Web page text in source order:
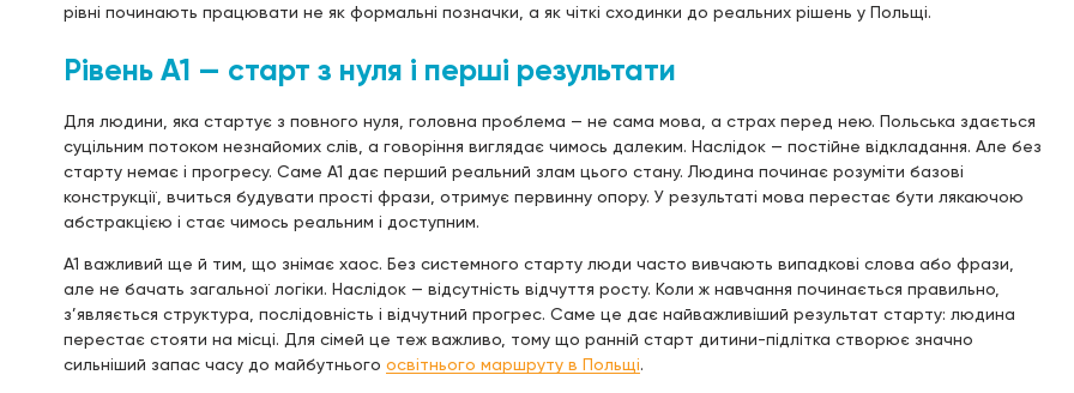
рівні починають працювати не як формальні позначки, а як чіткі сходинки до реальних рішень у Польщі.
Рівень A1 — старт з нуля і перші результати
Для людини, яка стартує з повного нуля, головна проблема — не сама мова, а страх перед нею. Польська здається
суцільним потоком незнайомих слів, а говоріння виглядає чимось далеким. Наслідок — постійне відкладання. Але без
старту немає і прогресу. Саме A1 дає перший реальний злам цього стану. Людина починає розуміти базові
конструкції, вчиться будувати прості фрази, отримує первинну опору. У результаті мова перестає бути лякаючою
абстракцією і стає чимось реальним і доступним.
A1 важливий ще й тим, що знімає хаос. Без системного старту люди часто вивчають випадкові слова або фрази,
але не бачать загальної логіки. Наслідок — відсутність відчуття росту. Коли ж навчання починається правильно,
з’являється структура, послідовність і відчутний прогрес. Саме це дає найважливіший результат старту: людина
перестає стояти на місці. Для сімей це теж важливо, тому що ранній старт дитини-підлітка створює значно
сильніший запас часу до майбутнього освітнього маршруту в Польщі.